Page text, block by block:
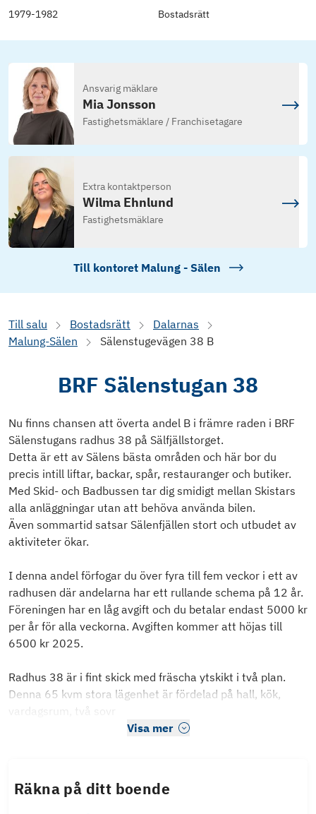
1979-1982
Bostadsrätt
Ansvarig mäklare
Mia Jonsson
Fastighetsmäklare / Franchisetagare
Extra kontaktperson
Wilma Ehnlund
Fastighetsmäklare
Till kontoret Malung - Sälen
Till salu Bostadsrätt
Dalarnas
Malung-Sälen
Sälenstugevägen 38 B
BRF Sälenstugan 38
Nu finns chansen att överta andel B i främre raden i BRF
Sälenstugans radhus 38 på Sälfjällstorget.
Detta är ett av Sälens bästa områden och här bor du
precis intill liftar, backar, spår, restauranger och butiker.
Med Skid- och Badbussen tar dig smidigt mellan Skistars
alla anläggningar utan att behöva använda bilen.
Även sommartid satsar Sälenfjällen stort och utbudet av
aktiviteter ökar.
I denna andel förfogar du över fyra till fem veckor i ett av
radhusen där andelarna har ett rullande schema på 12 år.
Föreningen har en låg avgift och du betalar endast 5000 kr
per år för alla veckorna. Avgiften kommer att höjas till
6500 kr 2025.
Radhus 38 är i fint skick med fräscha ytskikt i två plan.
Denna 65 kvm stora lägenhet är fördelad på hall, kök,
vardagsrum, två sovr
Visa mer
Räkna på ditt boende